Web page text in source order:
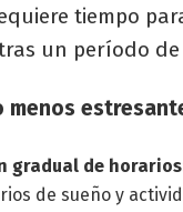
tiempo
un período
menos
gradual de
de sueño y